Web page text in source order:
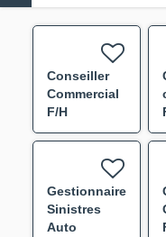
Conseiller
Commercial
F/H
Gestionnaire
Sinistres
Auto